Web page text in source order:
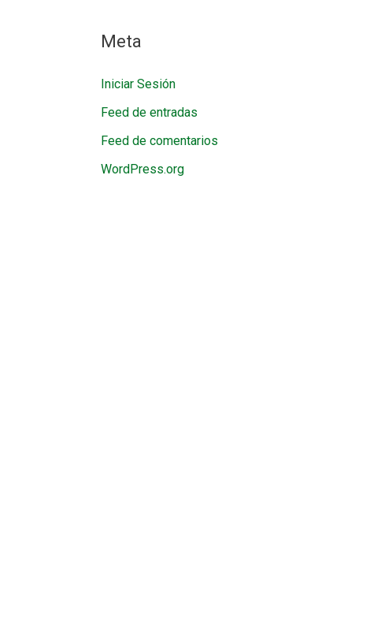
Meta
Iniciar Sesión
Feed de entradas
Feed de comentarios
WordPress.org